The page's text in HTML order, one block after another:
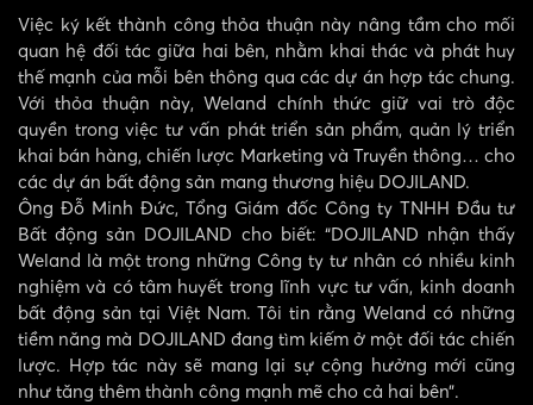
Việc ký kết thành công thỏa thuận này nâng tầm cho mối
quan hệ đối tác giữa hai bên, nhằm khai thác và phát huy
thế mạnh của mỗi bên thông qua các dự án hợp tác chung.
Với thỏa thuận này, Weland chính thức giữ vai trò độc
quyền trong việc tư vấn phát triển sản phẩm, quản lý triển
khai bán hàng, chiến lược Marketing và Truyền thông… cho
các dự án bất động sản mang thương hiệu DOJILAND.
Ông Đỗ Minh Đức, Tổng Giám đốc Công ty TNHH Đầu tư
Bất động sản DOJILAND cho biết: “DOJILAND nhận thấy
Weland là một trong những Công ty tư nhân có nhiều kinh
nghiệm và có tâm huyết trong lĩnh vực tư vấn, kinh doanh
bất động sản tại Việt Nam. Tôi tin rằng Weland có những
tiềm năng mà DOJILAND đang tìm kiếm ở một đối tác chiến
lược. Hợp tác này sẽ mang lại sự cộng hưởng mới cũng
như tăng thêm thành công mạnh mẽ cho cả hai bên”.